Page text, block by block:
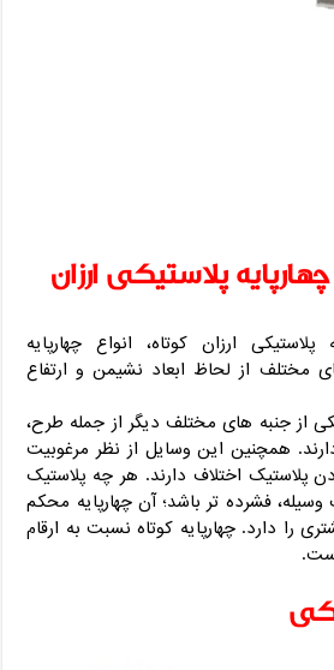
پلاستیکی ارزان
پلاستیکی ارزان کوتاه، انواع چهارپایه
مختلف از لحاظ ابعاد نشیمن و ارتفاع
از جنبه های مختلف دیگر از جمله طرح،
همچنین این وسایل از نظر مرغوبیت
پلاستیک اختلاف دارند. هر چه پلاستیک
فشرده تر باشد؛ آن چهارپایه محکم
را دارد. چهارپایه کوتاه نسبت به ارقام
است.